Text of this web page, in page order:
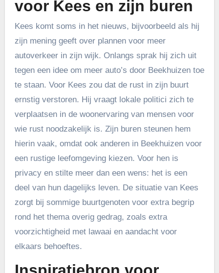
voor Kees en zijn buren
Kees komt soms in het nieuws, bijvoorbeeld als hij
zijn mening geeft over plannen voor meer
autoverkeer in zijn wijk. Onlangs sprak hij zich uit
tegen een idee om meer auto’s door Beekhuizen toe
te staan. Voor Kees zou dat de rust in zijn buurt
ernstig verstoren. Hij vraagt lokale politici zich te
verplaatsen in de woonervaring van mensen voor
wie rust noodzakelijk is. Zijn buren steunen hem
hierin vaak, omdat ook anderen in Beekhuizen voor
een rustige leefomgeving kiezen. Voor hen is
privacy en stilte meer dan een wens: het is een
deel van hun dagelijks leven. De situatie van Kees
zorgt bij sommige buurtgenoten voor extra begrip
rond het thema overig gedrag, zoals extra
voorzichtigheid met lawaai en aandacht voor
elkaars behoeftes.